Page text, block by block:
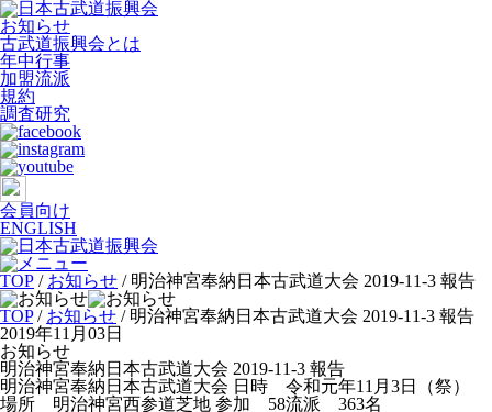
お知らせ
古武道振興会とは
年中行事
加盟流派
規約
調査研究
会員向け
ENGLISH
TOP / お知らせ / 明治神宮奉納日本古武道大会 2019-11-3 報告
TOP/ お知らせ / 明治神宮奉納日本古武道大会 2019-11-3 報告
2019年11月03日
お知らせ
明治神宮奉納日本古武道大会 2019-11-3 報告
明治神宮奉納日本古武道大会 日時 令和元年11月3日（祭）
場所 明治神宮西参道芝地 参加 58流派 363名